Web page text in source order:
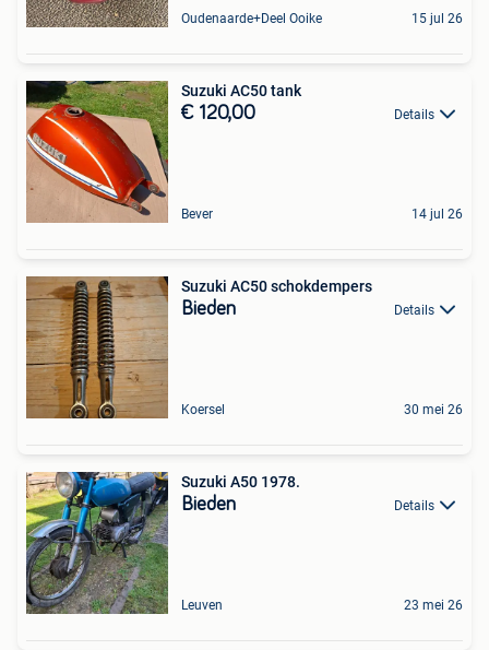
Oudenaarde+Deel Ooike 15 jul 26
Suzuki AC50 tank
€ 120,00 Details
Bever 14 jul 26
Suzuki AC50 schokdempers
Bieden Details
Koersel 30 mei 26
Suzuki A50 1978.
Bieden Details
Leuven 23 mei 26